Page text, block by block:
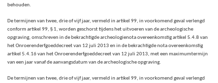
behouden.
De termijnen van twee, drie of vijf jaar, vermeld in artikel 99, in voorkomend geval verlengd
conform artikel 99, § 1, worden geschorst tijdens het uitvoeren van de archeologische
opgraving, omschreven in de bekrachtigde archeologienota overeenkomstig artikel 5.4.8 van
het Onroerenderfgoeddecreet van 12 juli 2013 en in de bekrachtigde nota overeenkomstig
artikel 5.4.16 van het Onroerenderfgoeddecreet van 12 juli 2013, met een maximumtermijn
van een jaar vanaf de aanvangsdatum van de archeologische opgraving.
De termijnen van twee, drie of vijf jaar, vermeld in artikel 99, in voorkomend geval verlengd